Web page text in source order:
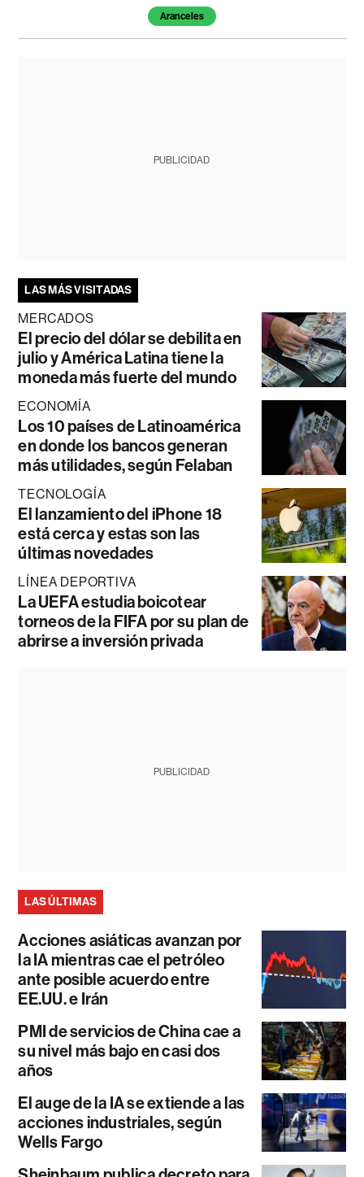
Aranceles
PUBLICIDAD
LAS MÁS VISITADAS
MERCADOS
El precio del dólar se debilita en
julio y América Latina tiene la
moneda más fuerte del mundo
ECONOMÍA
Los 10 países de Latinoamérica
en donde los bancos generan
más utilidades, según Felaban
TECNOLOGÍA
El lanzamiento del iPhone 18
está cerca y estas son las
últimas novedades
LÍNEA DEPORTIVA
La UEFA estudia boicotear
torneos de la FIFA por su plan de
abrirse a inversión privada
PUBLICIDAD
LAS ÚLTIMAS
Acciones asiáticas avanzan por
la IA mientras cae el petróleo
ante posible acuerdo entre
EE.UU. e Irán
PMI de servicios de China cae a
su nivel más bajo en casi dos
años
El auge de la IA se extiende a las
acciones industriales, según
Wells Fargo